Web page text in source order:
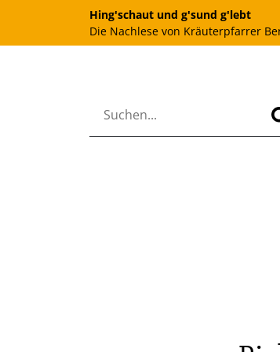
Hing'schaut und g'sund g'lebt
Die Nachlese von Kräuterpfarrer